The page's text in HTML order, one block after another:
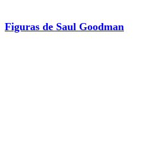
Figuras de Saul Goodman